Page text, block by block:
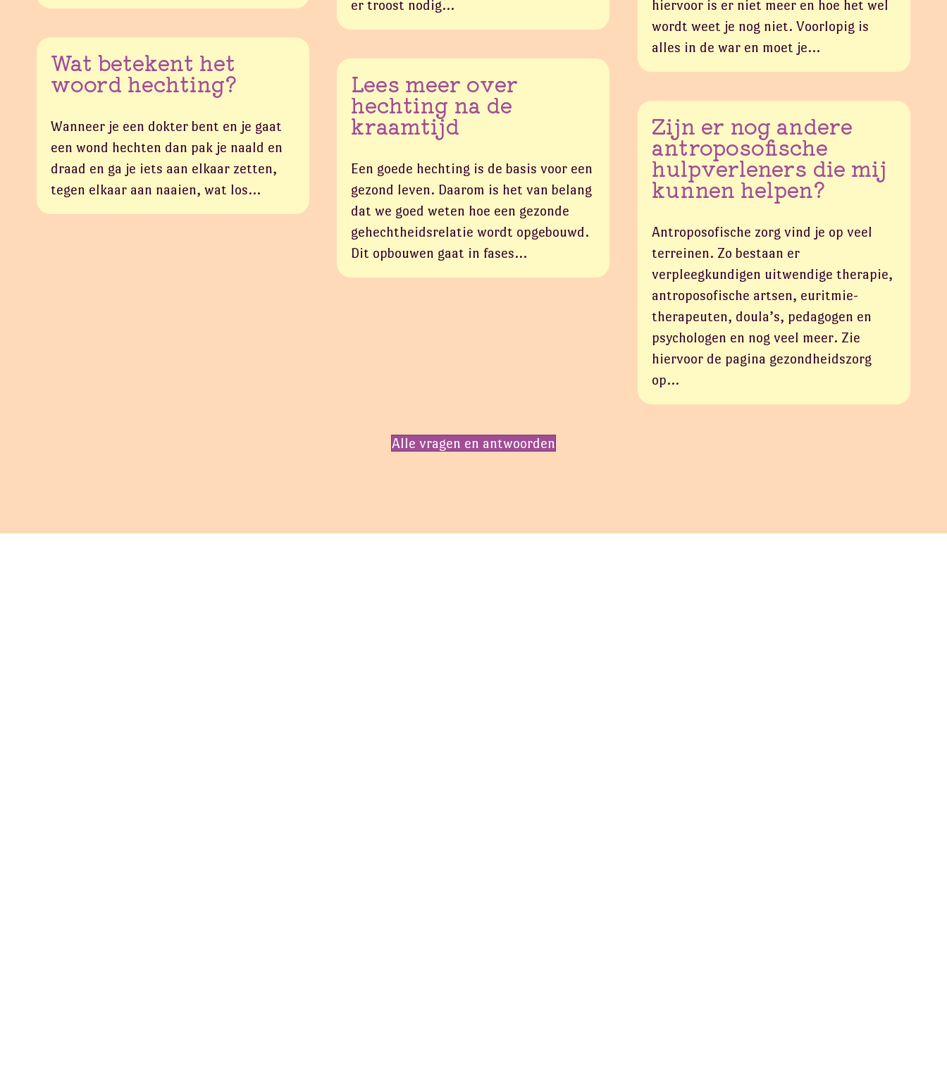
er troost nodig…
hiervoor is er niet meer en hoe het wel
wordt weet je nog niet. Voorlopig is
alles in de war en moet je…
Wat betekent het
woord hechting?
Wanneer je een dokter bent en je gaat
een wond hechten dan pak je naald en
draad en ga je iets aan elkaar zetten,
tegen elkaar aan naaien, wat los…
Lees meer over
hechting na de
kraamtijd
Een goede hechting is de basis voor een
gezond leven. Daarom is het van belang
dat we goed weten hoe een gezonde
gehechtheidsrelatie wordt opgebouwd.
Dit opbouwen gaat in fases…
Zijn er nog andere
antroposofische
hulpverleners die mij
kunnen helpen?
Antroposofische zorg vind je op veel
terreinen. Zo bestaan er
verpleegkundigen uitwendige therapie,
antroposofische artsen, euritmie-
therapeuten, doula’s, pedagogen en
psychologen en nog veel meer. Zie
hiervoor de pagina gezondheidszorg
op…
Alle vragen en antwoorden